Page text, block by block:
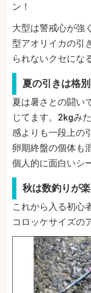
ン！
大型は警戒心が強
型アオリイカの引
られないクセにな
夏の引きは格別
夏は暑さとの闘い
じてます。2kgみ
感よりも一段上の
卵期終盤の個体も
個人的に面白いシ
秋は数釣りが
これから入る初心
コロッケサイズの